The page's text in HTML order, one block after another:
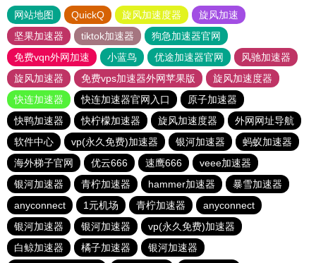
网站地图 QuickQ 旋风加速度器
旋风加速
坚果加速器
tiktok加速器
狗急加速器官网
免费vqn外网加速
小蓝鸟 优途加速器官网
风驰加速器
旋风加速器
免费vps加速器外网苹果版
旋风加速度器
快连加速器
快连加速器官网入口
原子加速器
快鸭加速器
快柠檬加速器 旋风加速度器
外网网址导航
软件中心
vp(永久免费)加速器 银河加速器
蚂蚁加速器
海外梯子官网
优云666 速鹰666
veee加速器
银河加速器
青柠加速器 hammer加速器
暴雪加速器
anyconnect
1元机场 青柠加速器
anyconnect
银河加速器
银河加速器
vp(永久免费)加速器
白鲸加速器
橘子加速器 银河加速器